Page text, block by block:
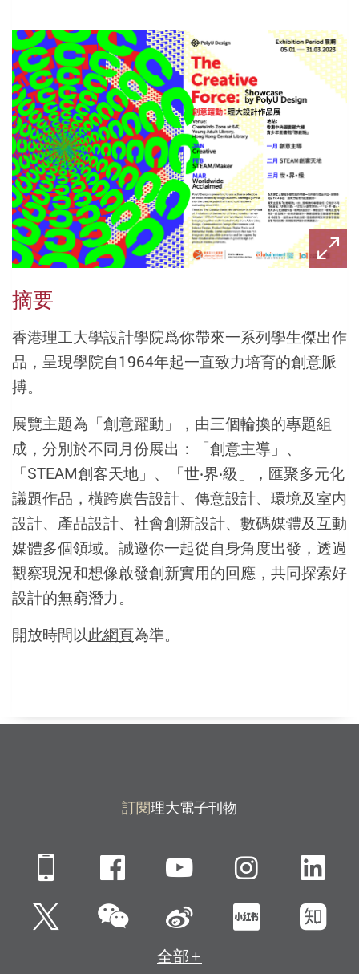
摘要
香港理工大學設計學院爲你帶來一系列學生傑出作
品，呈現學院自1964年起一直致力培育的創意脈
搏。
展覽主題為「創意躍動」，由三個輪換的專題組
成，分別於不同月份展出：「創意主導」、
「STEAM創客天地」、「世‧界‧級」，匯聚多元化
議題作品，橫跨廣告設計、傳意設計、環境及室内
設計、產品設計、社會創新設計、數碼媒體及互動
媒體多個領域。誠邀你一起從自身角度出發，透過
觀察現況和想像啟發創新實用的回應，共同探索好
設計的無窮潛力。
開放時間以此網頁為準。
訂閱理大電子刊物
Mobile FacebookYouTube
Twitter微信 新浪微博小紅書知
全部